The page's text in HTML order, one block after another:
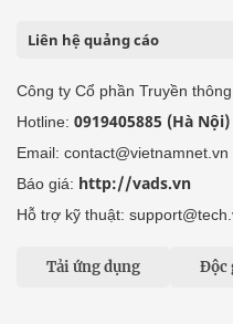
Liên hệ quảng cáo
Công ty Cổ phần Truyền
Hotline: 0919405885 (Hà Nội)
Email: contact@vietnamnet.vn
Báo giá: http://vads.vn
Hỗ trợ kỹ thuật:
Tải ứng dụng Độc